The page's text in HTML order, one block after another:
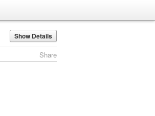
Show Details
Share